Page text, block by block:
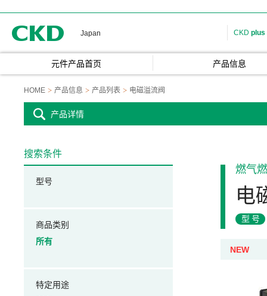
Japan CKD plus
元件产品首页 产品信息
HOME 产品信息 产品列表 电磁溢流阀
产品详情
燃气
电
型号
NEW
搜索条件
型号
商品类别
所有
特定用途